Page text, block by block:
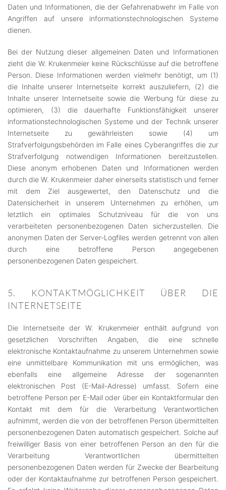
Daten und Informationen, die der Gefahrenabwehr im Falle von
Angriffen auf unsere informationstechnologischen Systeme
dienen.
Bei der Nutzung dieser allgemeinen Daten und Informationen
zieht die W. Krukenmeier keine Rückschlüsse auf die betroffene
Person. Diese Informationen werden vielmehr benötigt, um (1)
die Inhalte unserer Internetseite korrekt auszuliefern, (2) die
Inhalte unserer Internetseite sowie die Werbung für diese zu
optimieren, (3) die dauerhafte Funktionsfähigkeit unserer
informationstechnologischen Systeme und der Technik unserer
Internetseite zu gewährleisten sowie (4) um
Strafverfolgungsbehörden im Falle eines Cyberangriffes die zur
Strafverfolgung notwendigen Informationen bereitzustellen.
Diese anonym erhobenen Daten und Informationen werden
durch die W. Krukenmeier daher einerseits statistisch und ferner
mit dem Ziel ausgewertet, den Datenschutz und die
Datensicherheit in unserem Unternehmen zu erhöhen, um
letztlich ein optimales Schutzniveau für die von uns
verarbeiteten personenbezogenen Daten sicherzustellen. Die
anonymen Daten der Server-Logfiles werden getrennt von allen
durch eine betroffene Person angegebenen
personenbezogenen Daten gespeichert.
5. KONTAKTMÖGLICHKEIT ÜBER DIE
INTERNETSEITE
Die Internetseite der W. Krukenmeier enthält aufgrund von
gesetzlichen Vorschriften Angaben, die eine schnelle
elektronische Kontaktaufnahme zu unserem Unternehmen sowie
eine unmittelbare Kommunikation mit uns ermöglichen, was
ebenfalls eine allgemeine Adresse der sogenannten
elektronischen Post (E-Mail-Adresse) umfasst. Sofern eine
betroffene Person per E-Mail oder über ein Kontaktformular den
Kontakt mit dem für die Verarbeitung Verantwortlichen
aufnimmt, werden die von der betroffenen Person übermittelten
personenbezogenen Daten automatisch gespeichert. Solche auf
freiwilliger Basis von einer betroffenen Person an den für die
Verarbeitung Verantwortlichen übermittelten
personenbezogenen Daten werden für Zwecke der Bearbeitung
oder der Kontaktaufnahme zur betroffenen Person gespeichert.